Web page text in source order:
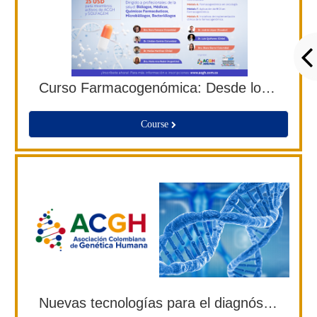
Curso Farmacogenómica: Desde los Fundamentos Genéticos hasta la Aplicación Clínica y Guías Terapéuticas
Course
Nuevas tecnologías para el diagnóstico y el tratamiento de enfermedades genéticas